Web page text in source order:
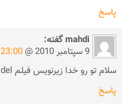
پاسخ
mahdiگفته:
9 سپتامبر 2010 @
23:00
سلام تو رو خدا زیرنویس فیلم the infidel
پاسخ